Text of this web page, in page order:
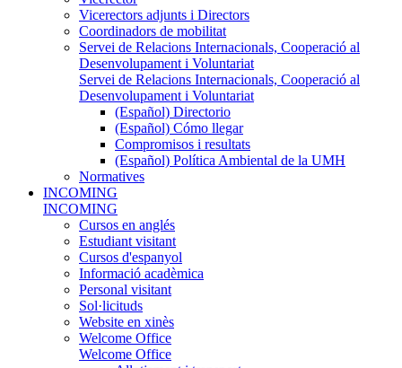
Vicerectors adjunts i Directors
Coordinadors de mobilitat
Servei de Relacions Internacionals, Cooperació al
Desenvolupament i Voluntariat
Servei de Relacions Internacionals, Cooperació al
Desenvolupament i Voluntariat
(Español) Directorio
(Español) Cómo llegar
Compromisos i resultats
(Español) Política Ambiental de la UMH
Normatives
INCOMING
INCOMING
Cursos en anglés
Estudiant visitant
Cursos d'espanyol
Informació acadèmica
Personal visitant
Sol·licituds
Website en xinès
Welcome Office
Welcome Office